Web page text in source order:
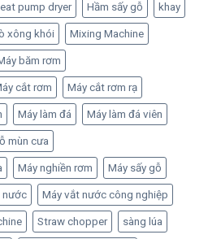
pump dryer Hầm sấy gỗ khay
xông khói Mixing Machine
băm rơm
cắt rơm Máy cắt rơm rạ
Máy làm đá Máy làm đá viên
mùn cưa
Máy nghiền rơm Máy sấy gỗ
nước Máy vắt nước công nghiệp
Straw chopper sàng lúa